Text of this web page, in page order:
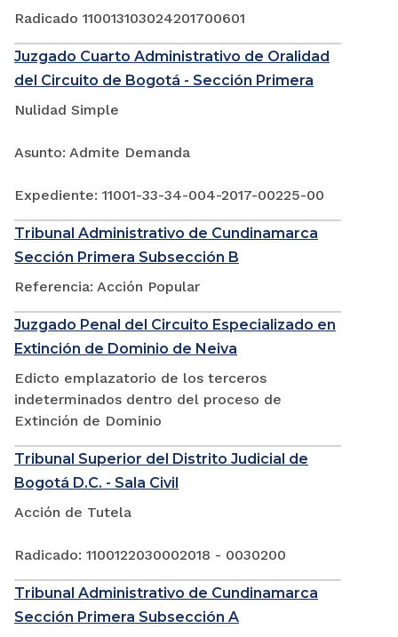
Radicado 110013103024201700601
Juzgado Cuarto Administrativo de Oralidad
del Circuito de Bogotá - Sección Primera
Nulidad Simple
Asunto: Admite Demanda
Expediente: 11001-33-34-004-2017-00225-00
Tribunal Administrativo de Cundinamarca
Sección Primera Subsección B
Referencia: Acción Popular
Juzgado Penal del Circuito Especializado en
Extinción de Dominio de Neiva
Edicto emplazatorio de los terceros
indeterminados dentro del proceso de
Extinción de Dominio
Tribunal Superior del Distrito Judicial de
Bogotá D.C. - Sala Civil
Acción de Tutela
Radicado: 1100122030002018 - 0030200
Tribunal Administrativo de Cundinamarca
Sección Primera Subsección A